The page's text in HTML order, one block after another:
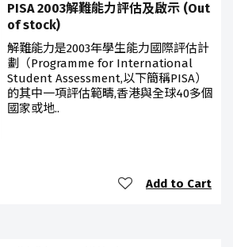
PISA 2003解難能力評估及啟示 (Out
of stock)
解難能力是2003年學生能力國際評估計
劃（Programme for International
Student Assessment,以下簡稱PISA）
的其中一項評估範疇,香港與全球40多個
國家或地..
Add to Cart